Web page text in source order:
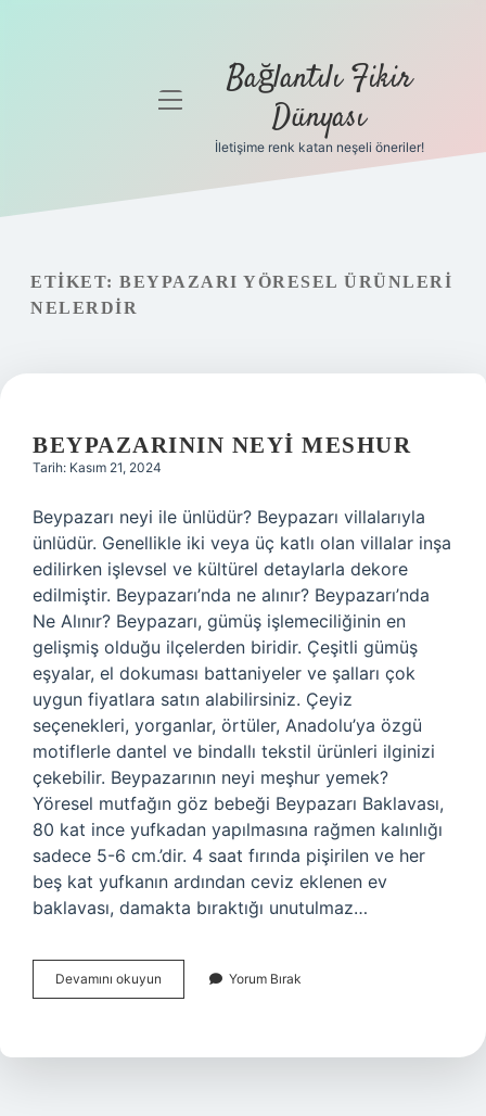
Gizlilik
Yasal Uyarı
menüyü
Bağlantılı Fikir
Dünyası
İletişime renk katan neşeli öneriler!
ETIKET: BEYPAZARI YÖRESEL ÜRÜNLERI
NELERDIR
BEYPAZARININ NEYI MESHUR
Tarih: Kasım 21, 2024
Beypazarı neyi ile ünlüdür? Beypazarı villalarıyla
ünlüdür. Genellikle iki veya üç katlı olan villalar inşa
edilirken işlevsel ve kültürel detaylarla dekore
edilmiştir. Beypazarı’nda ne alınır? Beypazarı’nda
Ne Alınır? Beypazarı, gümüş işlemeciliğinin en
gelişmiş olduğu ilçelerden biridir. Çeşitli gümüş
eşyalar, el dokuması battaniyeler ve şalları çok
uygun fiyatlara satın alabilirsiniz. Çeyiz
seçenekleri, yorganlar, örtüler, Anadolu’ya özgü
motiflerle dantel ve bindallı tekstil ürünleri ilginizi
çekebilir. Beypazarının neyi meşhur yemek?
Yöresel mutfağın göz bebeği Beypazarı Baklavası,
80 kat ince yufkadan yapılmasına rağmen kalınlığı
sadece 5-6 cm.’dir. 4 saat fırında pişirilen ve her
beş kat yufkanın ardından ceviz eklenen ev
baklavası, damakta bıraktığı unutulmaz…
Devamını okuyun Beypazarının
Neyi
Yorum Bırak